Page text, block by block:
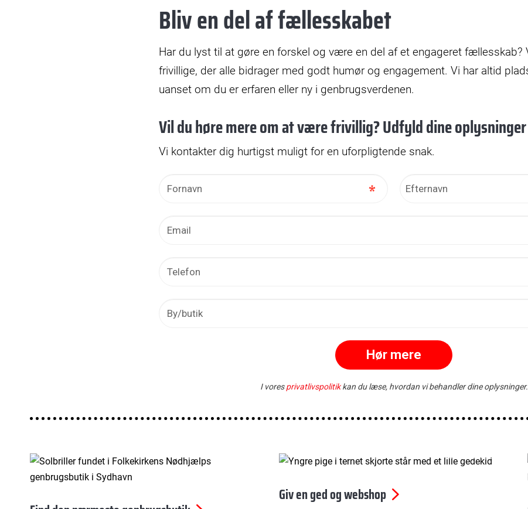
Bliv en del af fællesskabet
Har du lyst til at gøre en forskel og være en del af et engageret fællesskab?
frivillige, der alle bidrager med godt humør og engagement. Vi har altid
uanset om du er erfaren eller ny i genbrugsverdenen.
Vil du høre mere om at være frivillig? Udfyld dine oplysninger
Vi kontakter dig hurtigst muligt for en uforpligtende snak.
© Bax Lindhardt
Giv en ged og webshop